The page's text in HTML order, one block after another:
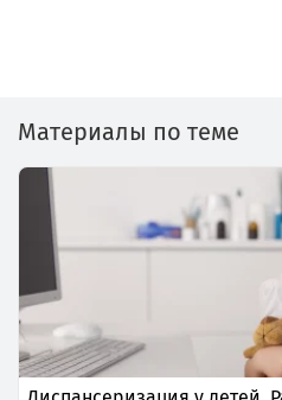
Материалы по теме